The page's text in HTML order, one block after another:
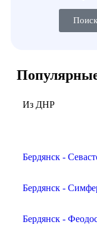
Из ДНР
Бердянск -
Бердянск -
Бердянск -